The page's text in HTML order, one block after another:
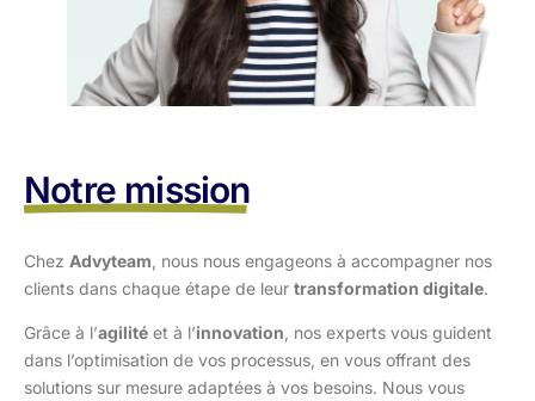
Notre mission
Chez Advyteam , nous nous engageons à accompagner nos
clients dans chaque étape de leur transformation digitale.
Grâce à l’agilité et à l’innovation , nos experts vous guident
dans l’optimisation de vos processus, en vous offrant des
solutions sur mesure adaptées à vos besoins. Nous vous